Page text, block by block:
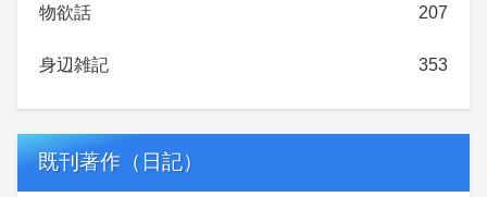
物欲話 207
身辺雑記 353
既刊著作（日記）